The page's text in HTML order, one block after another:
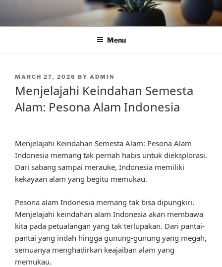
content
Menu
POSTED
MARCH 27, 2026 BY ADMIN
Menjelajahi Keindahan Semesta
Alam: Pesona Alam Indonesia
Menjelajahi Keindahan Semesta Alam: Pesona Alam
Indonesia memang tak pernah habis untuk dieksplorasi.
Dari sabang sampai merauke, Indonesia memiliki
kekayaan alam yang begitu memukau.
Pesona alam Indonesia memang tak bisa dipungkiri.
Menjelajahi keindahan alam Indonesia akan membawa
kita pada petualangan yang tak terlupakan. Dari pantai-
pantai yang indah hingga gunung-gunung yang megah,
semuanya menghadirkan keajaiban alam yang
memukau.